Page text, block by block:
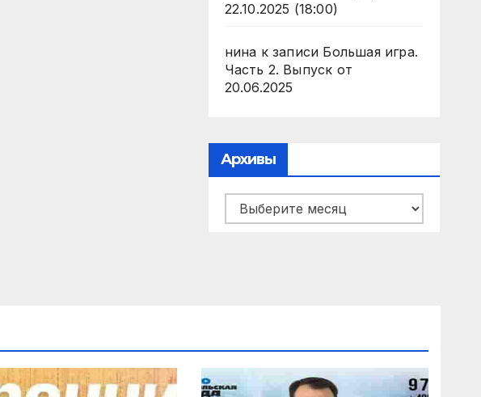
22.10.2025 (18:00)
нина к записи Большая игра.
Часть 2. Выпуск от
20.06.2025
Архивы
Архивы